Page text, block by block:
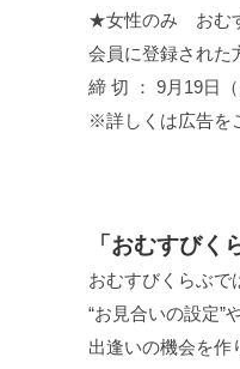
★女性のみ おむ
会員に登録された
締 切 ： 9月19日（
※詳しくは広告を
「おむすびく
おむすびくらぶで
“お見合いの設定”
出逢いの機会を作